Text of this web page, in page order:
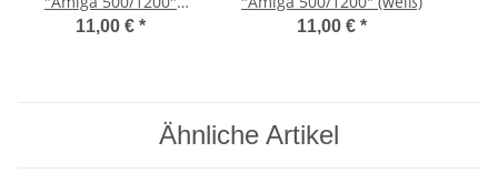
(schwarz)
11,00 € * 11,00 € *
Ähnliche Artikel